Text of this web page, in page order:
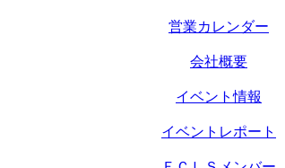
営業カレンダー
会社概要
イベント情報
イベントレポート